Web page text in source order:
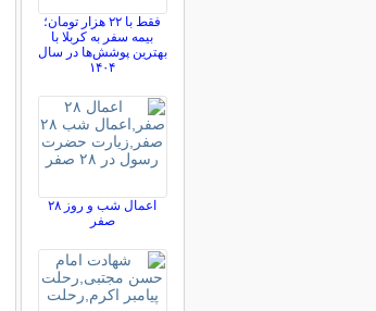
فقط با ۲۲ هزار تومان؛
بیمه سفر به کربلا با
بهترین پوشش‌ها در سال
۱۴۰۴
اعمال شب و روز ۲۸
صفر